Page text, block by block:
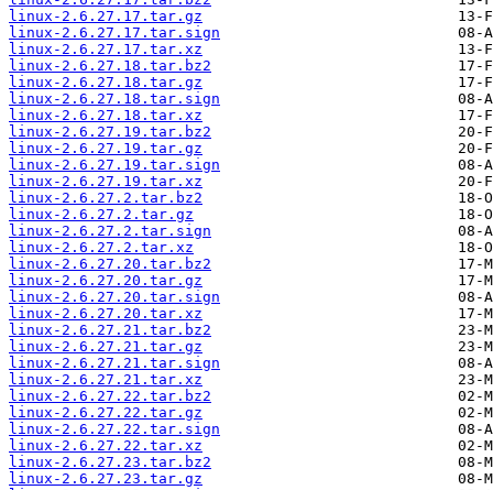
linux-2.6.27.17.tar.gz
linux-2.6.27.17.tar.sign
linux-2.6.27.17.tar.xz
linux-2.6.27.18.tar.bz2
linux-2.6.27.18.tar.gz
linux-2.6.27.18.tar.sign
linux-2.6.27.18.tar.xz
linux-2.6.27.19.tar.bz2
linux-2.6.27.19.tar.gz
linux-2.6.27.19.tar.sign
linux-2.6.27.19.tar.xz
linux-2.6.27.2.tar.bz2
linux-2.6.27.2.tar.gz
linux-2.6.27.2.tar.sign
linux-2.6.27.2.tar.xz
linux-2.6.27.20.tar.bz2
linux-2.6.27.20.tar.gz
linux-2.6.27.20.tar.sign
linux-2.6.27.20.tar.xz
linux-2.6.27.21.tar.bz2
linux-2.6.27.21.tar.gz
linux-2.6.27.21.tar.sign
linux-2.6.27.21.tar.xz
linux-2.6.27.22.tar.bz2
linux-2.6.27.22.tar.gz
linux-2.6.27.22.tar.sign
linux-2.6.27.22.tar.xz
linux-2.6.27.23.tar.bz2
linux-2.6.27.23.tar.gz